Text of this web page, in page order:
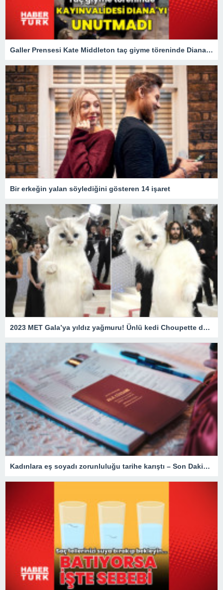
Galler Prensesi Kate Middleton taç giyme töreninde Diana'yı unutmadı
Bir erkeğin yalan söylediğini gösteren 14 işaret
2023 MET Gala’ya yıldız yağmuru! Ünlü kedi Choupette de unutulmadı
Kadınlara eş soyadı zorunluluğu tarihe karıştı – Son Dakika Türkiye Haberleri